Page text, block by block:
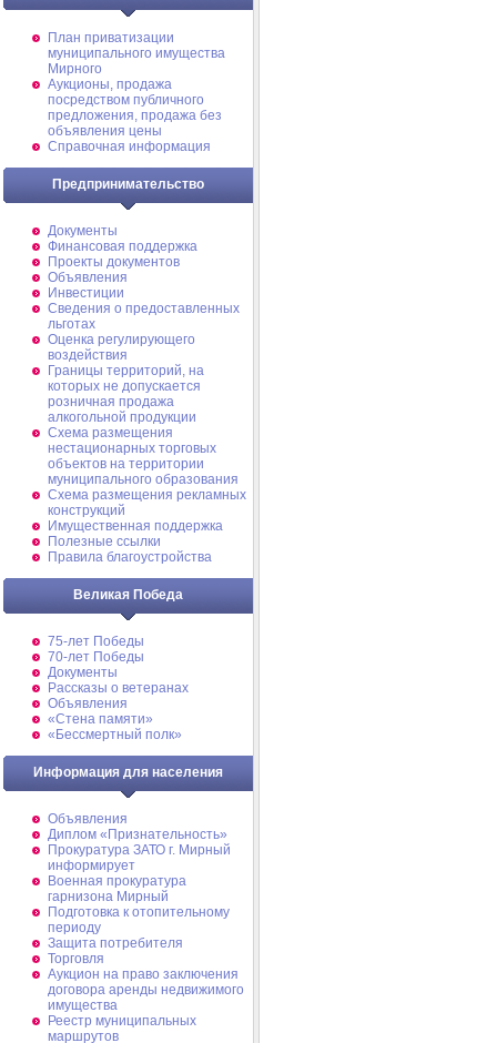
План приватизации
муниципального имущества
Мирного
Аукционы, продажа
посредством публичного
предложения, продажа без
объявления цены
Справочная информация
Предпринимательство
Документы
Финансовая поддержка
Проекты документов
Объявления
Инвестиции
Сведения о предоставленных
льготах
Оценка регулирующего
воздействия
Границы территорий, на
которых не допускается
розничная продажа
алкогольной продукции
Схема размещения
нестационарных торговых
объектов на территории
муниципального образования
Схема размещения рекламных
конструкций
Имущественная поддержка
Полезные ссылки
Правила благоустройства
Великая Победа
75-лет Победы
70-лет Победы
Документы
Рассказы о ветеранах
Объявления
«Стена памяти»
«Бессмертный полк»
Информация для населения
Объявления
Диплом «Признательность»
Прокуратура ЗАТО г. Мирный
информирует
Военная прокуратура
гарнизона Мирный
Подготовка к отопительному
периоду
Защита потребителя
Торговля
Аукцион на право заключения
договора аренды недвижимого
имущества
Реестр муниципальных
маршрутов